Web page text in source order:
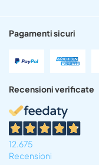
Pagamenti sicuri
Recensioni verificate
12.675
Recensioni